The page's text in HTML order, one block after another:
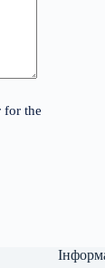
for the